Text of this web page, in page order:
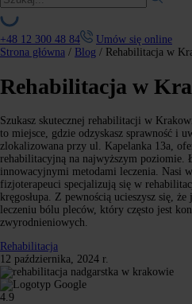
+48 12 300 48 84
Umów się online
Strona główna / Blog / Rehabilitacja w
Rehabilitacja w
Szukasz skutecznej rehabilitacji w
to miejsce, gdzie odzyskasz sprawność i
zlokalizowana przy ul. Kapelanka 13a,
rehabilitacyjną na najwyższym poziomie.
innowacyjnymi metodami leczenia. Nasi
fizjoterapeuci specjalizują się w
kręgosłupa. Z pewnością ucieszysz się,
leczeniu bólu pleców, który często jest
zwyrodnieniowych.
Rehabilitacja
12 października, 2024 r.
4.9